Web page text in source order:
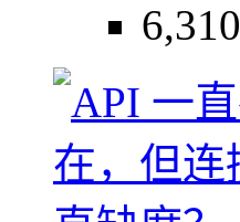
6,310